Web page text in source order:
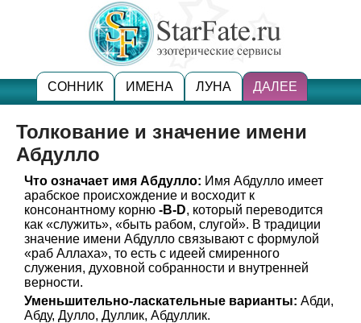
СОННИК ИМЕНА ЛУНА ДАЛЕЕ
Толкование и значение имени
Абдулло
Что означает имя Абдулло: Имя Абдулло имеет
арабское происхождение и восходит к
консонантному корню -B-D, который переводится
как «служить», «быть рабом, слугой». В традиции
значение имени Абдулло связывают с формулой
«раб Аллаха», то есть с идеей смиренного
служения, духовной собранности и внутренней
верности.
Уменьшительно-ласкательные варианты: Абди,
Абду, Дулло, Дуллик, Абдуллик.